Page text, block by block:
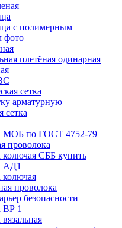
с полимерным
фото
плетёная одинарная
сетка
арматурную
сетка
МОБ по ГОСТ 4752-79
проволока
колючая СББ купить
АД1
проволока
безопасности
ВР 1